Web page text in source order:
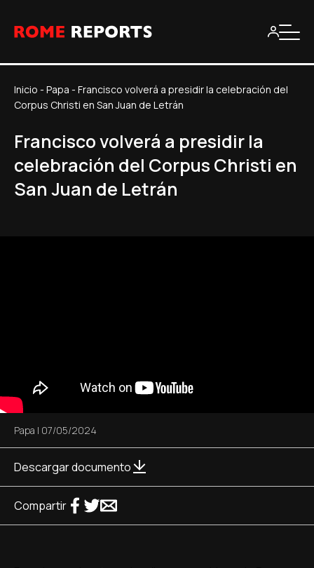
Inicio - Papa - Francisco volverá a presidir la celebración del
Corpus Christi en San Juan de Letrán
Francisco volverá a presidir la
celebración del Corpus Christi en
San Juan de Letrán
Papa | 07/05/2024
Descargar documento
Compartir